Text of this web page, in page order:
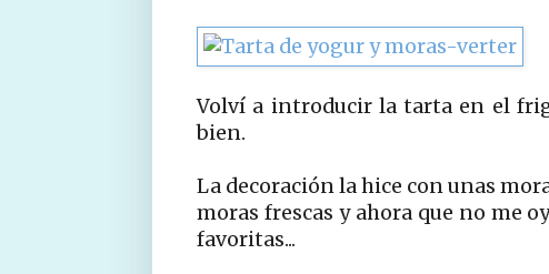
Volví a introducir la tarta en el
bien.
La decoración la hice con unas
moras frescas y ahora que no me
favoritas...